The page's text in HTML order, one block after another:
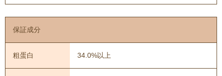
保証成分
粗蛋白 34.0%以上